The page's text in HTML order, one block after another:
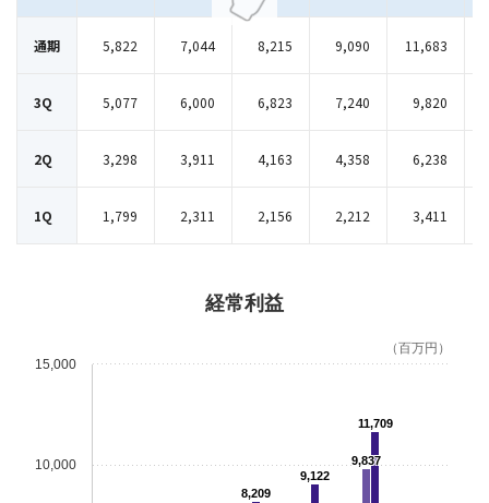
通期 5,822 7,044 8,215 9,090 11,683
3Q 5,077 6,000 6,823 7,240 9,820
2Q 3,298 3,911 4,163 4,358 6,238
1Q 1,799 2,311 2,156 2,212 3,411
経常利益
10,000
15,000
（百万円）
9,837
8,209
9,122
11,709